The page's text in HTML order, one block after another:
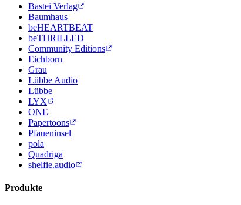
Bastei Verlag
Baumhaus
beHEARTBEAT
beTHRILLED
Community Editions
Eichborn
Grau
Lübbe Audio
Lübbe
LYX
ONE
Papertoons
Pfaueninsel
pola
Quadriga
shelfie.audio
Produkte